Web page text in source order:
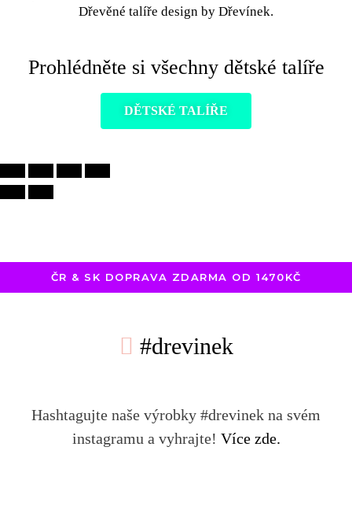
Dřevěné talíře design by Dřevínek.
Prohlédněte si všechny dětské talíře
DĚTSKÉ TALÍŘE
ČR & SK DOPRAVA ZDARMA OD 1470KČ
#drevinek
Hashtagujte naše výrobky #drevinek na svém
instagramu a vyhrajte! Více zde.